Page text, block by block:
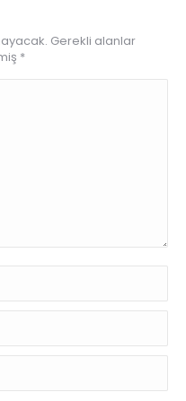
Gerekli alanlar
*